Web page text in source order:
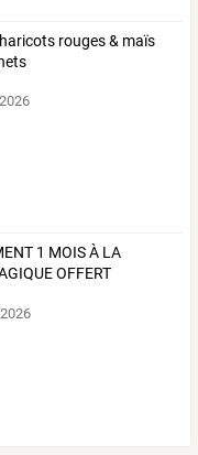
rouges & maïs
1 MOIS À LA
OFFERT